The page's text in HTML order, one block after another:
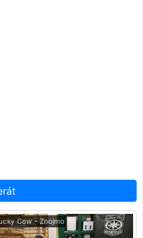
Cow - Znojmo